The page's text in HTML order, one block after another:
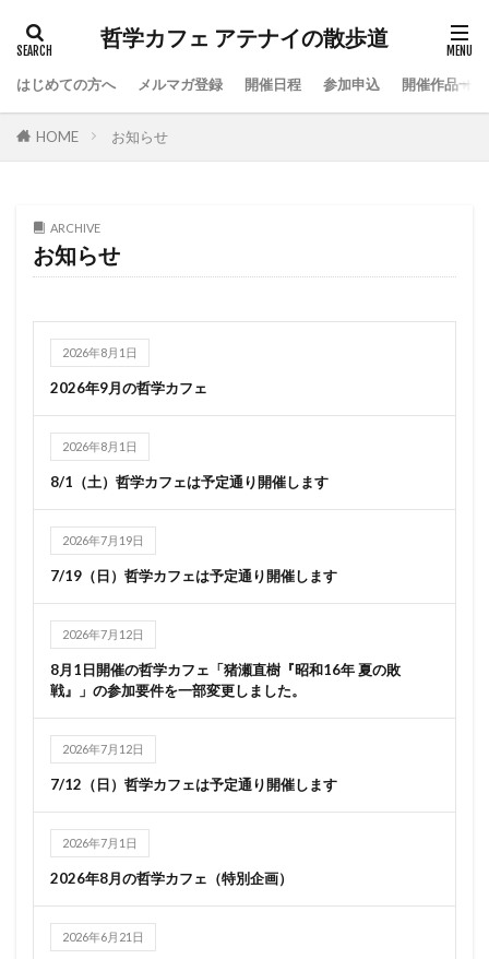
哲学カフェ アテナイの散歩道
はじめての方へ メルマガ登録 開催日程 参加申込 開催作品一覧
HOME お知らせ
ARCHIVE
お知らせ
2026年8月1日
2026年9月の哲学カフェ
2026年8月1日
8/1（土）哲学カフェは予定通り開催します
2026年7月19日
7/19（日）哲学カフェは予定通り開催します
2026年7月12日
8月1日開催の哲学カフェ「猪瀬直樹『昭和16年 夏の敗
戦』」の参加要件を一部変更しました。
2026年7月12日
7/12（日）哲学カフェは予定通り開催します
2026年7月1日
2026年8月の哲学カフェ（特別企画）
2026年6月21日